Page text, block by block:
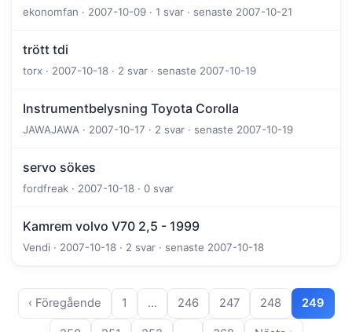
ekonomfan · 2007-10-09 · 1 svar · senaste 2007-10-21
trött tdi
torx · 2007-10-18 · 2 svar · senaste 2007-10-19
Instrumentbelysning Toyota Corolla
JAWAJAWA · 2007-10-17 · 2 svar · senaste 2007-10-19
servo sökes
fordfreak · 2007-10-18 · 0 svar
Kamrem volvo V70 2,5 - 1999
Vendi · 2007-10-18 · 2 svar · senaste 2007-10-18
‹ Föregående 1 … 246 247 248 249